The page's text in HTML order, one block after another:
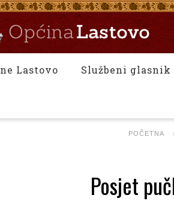
Lastovo Službeni glasnik
POČETNA
Posjet